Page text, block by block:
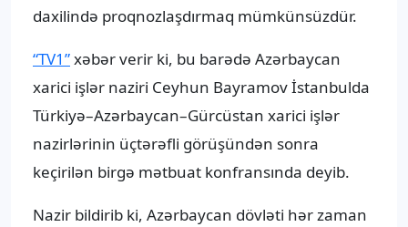
daxilində proqnozlaşdırmaq mümkünsüzdür.
“TV1”xəbər verir ki, bu barədə Azərbaycan
xarici işlər naziri Ceyhun Bayramov İstanbulda
Türkiyə–Azərbaycan–Gürcüstan xarici işlər
nazirlərinin üçtərəfli görüşündən sonra
keçirilən birgə mətbuat konfransında deyib.
Nazir bildirib ki, Azərbaycan dövləti hər zaman